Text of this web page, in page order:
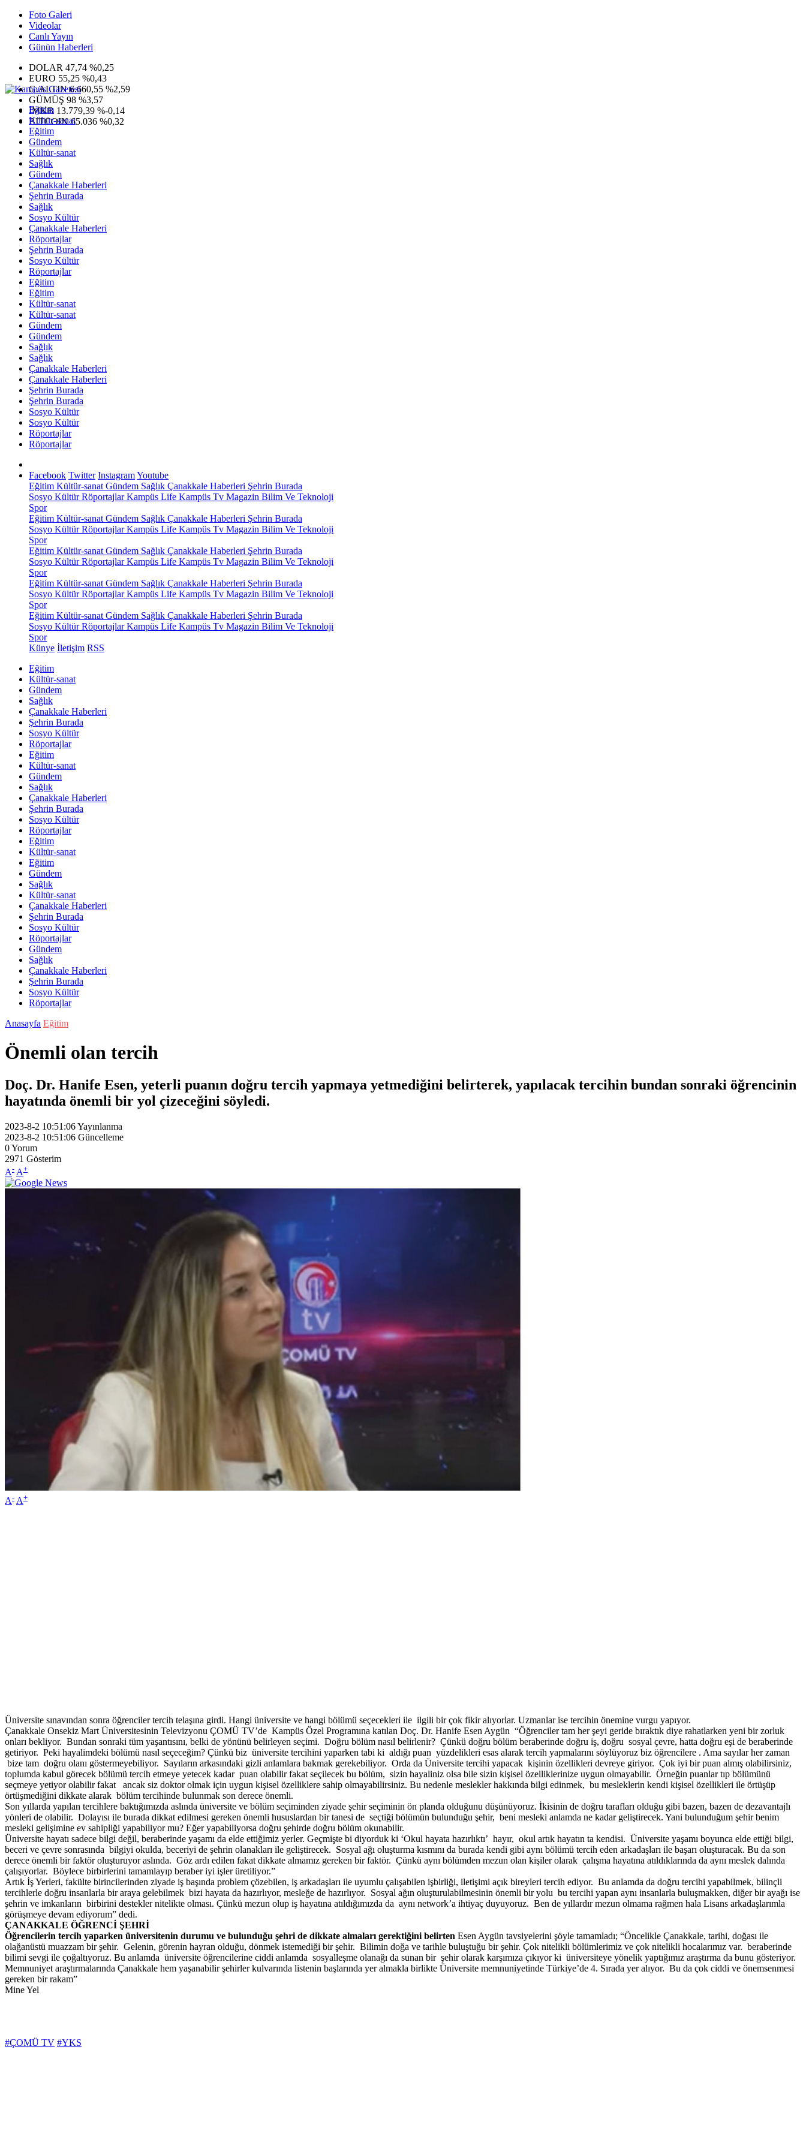
Foto Galeri
Videolar
Canlı Yayın
Günün Haberleri
DOLAR 47,74 %0,25
EURO 55,25 %0,43
G.ALTIN6.660,55 %2,59
GÜMÜŞ 98 %3,57
IMKB 13.779,39 %-0,14
BITCOIN65.036 %0,32
Eğitim
Kültür-sanat
Eğitim
Gündem
Kültür-sanat
Sağlık
Gündem
Çanakkale Haberleri
Şehrin Burada
Sağlık
Sosyo Kültür
Çanakkale Haberleri
Röportajlar
Şehrin Burada
Sosyo Kültür
Röportajlar
Eğitim
Eğitim
Kültür-sanat
Kültür-sanat
Gündem
Gündem
Sağlık
Sağlık
Çanakkale Haberleri
Çanakkale Haberleri
Şehrin Burada
Şehrin Burada
Sosyo Kültür
Sosyo Kültür
Röportajlar
Röportajlar
Facebook Twitter InstagramYoutube
Eğitim Kültür-sanat Gündem Sağlık Çanakkale Haberleri Şehrin Burada
Sosyo KültürRöportajlarKampüs Life Kampüs Tv Magazin Bilim Ve Teknoloji
Spor
Eğitim Kültür-sanat Gündem Sağlık Çanakkale Haberleri Şehrin Burada
Sosyo KültürRöportajlarKampüs Life Kampüs Tv Magazin Bilim Ve Teknoloji
Spor
Eğitim Kültür-sanat Gündem Sağlık Çanakkale Haberleri Şehrin Burada
Sosyo KültürRöportajlarKampüs Life Kampüs Tv Magazin Bilim Ve Teknoloji
Spor
Eğitim Kültür-sanat Gündem Sağlık Çanakkale Haberleri Şehrin Burada
Sosyo KültürRöportajlarKampüs Life Kampüs Tv Magazin Bilim Ve Teknoloji
Spor
Eğitim Kültür-sanat Gündem Sağlık Çanakkale Haberleri Şehrin Burada
Sosyo KültürRöportajlarKampüs Life Kampüs Tv Magazin Bilim Ve Teknoloji
Spor
Künye İletişim RSS
Eğitim
Kültür-sanat
Gündem
Sağlık
Çanakkale Haberleri
Şehrin Burada
Sosyo Kültür
Röportajlar
Eğitim
Kültür-sanat
Gündem
Sağlık
Çanakkale Haberleri
Şehrin Burada
Sosyo Kültür
Röportajlar
Eğitim
Kültür-sanat
Eğitim
Gündem
Sağlık
Kültür-sanat
Çanakkale Haberleri
Şehrin Burada
Sosyo Kültür
Röportajlar
Gündem
Sağlık
Çanakkale Haberleri
Şehrin Burada
Sosyo Kültür
Röportajlar
Anasayfa Eğitim
Önemli olan tercih
Doç. Dr. Hanife Esen, yeterli puanın doğru tercih yapmaya yetmediğini belirterek, yapılacak tercihin bundan sonraki öğrencinin
hayatında önemli bir yol çizeceğini söyledi.
2023-8-2 10:51:06Yayınlanma
2023-8-2 10:51:06 Güncelleme
0Yorum
2971 Gösterim
A- A+
A- A+
Üniversite sınavından sonra öğrenciler tercih telaşına girdi. Hangi üniversite ve hangi bölümü seçecekleri ile ilgili bir çok fikir alıyorlar. Uzmanlar ise tercihin önemine vurgu yapıyor.
Çanakkale Onsekiz Mart Üniversitesinin Televizyonu ÇOMÜ TV’de Kampüs Özel Programına katılan Doç. Dr. Hanife Esen Aygün “Öğrenciler tam her şeyi geride bıraktık diye rahatlarken yeni bir zorluk
onları bekliyor. Bundan sonraki tüm yaşantısını, belki de yönünü belirleyen seçimi. Doğru bölüm nasıl belirlenir? Çünkü doğru bölüm beraberinde doğru iş, doğru sosyal çevre, hatta doğru eşi de beraberinde
getiriyor. Peki hayalimdeki bölümü nasıl seçeceğim? Çünkü biz üniversite tercihini yaparken tabi ki aldığı puan yüzdelikleri esas alarak tercih yapmalarını söylüyoruz biz öğrencilere . Ama sayılar her zaman
bize tam doğru olanı göstermeyebiliyor. Sayıların arkasındaki gizli anlamlara bakmak gerekebiliyor. Orda da Üniversite tercihi yapacak kişinin özellikleri devreye giriyor. Çok iyi bir puan almış olabilirsiniz,
toplumda kabul görecek bölümü tercih etmeye yetecek kadar puan olabilir fakat seçilecek bu bölüm, sizin hayaliniz olsa bile sizin kişisel özelliklerinize uygun olmayabilir. Örneğin puanlar tıp bölümünü
seçmeye yetiyor olabilir fakat ancak siz doktor olmak için uygun kişisel özelliklere sahip olmayabilirsiniz. Bu nedenle meslekler hakkında bilgi edinmek, bu mesleklerin kendi kişisel özellikleri ile örtüşüp
örtüşmediğini dikkate alarak bölüm tercihinde bulunmak son derece önemli.
Son yıllarda yapılan tercihlere baktığımızda aslında üniversite ve bölüm seçiminden ziyade şehir seçiminin ön planda olduğunu düşünüyoruz. İkisinin de doğru tarafları olduğu gibi bazen, bazen de dezavantajlı
yönleri de olabilir. Dolayısı ile burada dikkat edilmesi gereken önemli hususlardan bir tanesi de seçtiği bölümün bulunduğu şehir, beni mesleki anlamda ne kadar geliştirecek. Yani bulunduğum şehir benim
mesleki gelişimine ev sahipliği yapabiliyor mu? Eğer yapabiliyorsa doğru şehirde doğru bölüm okunabilir.
Üniversite hayatı sadece bilgi değil, beraberinde yaşamı da elde ettiğimiz yerler. Geçmişte bi diyorduk ki ‘Okul hayata hazırlıktı’ hayır, okul artık hayatın ta kendisi. Üniversite yaşamı boyunca elde ettiği bilgi,
beceri ve çevre sonrasında bilgiyi okulda, beceriyi de şehrin olanakları ile geliştirecek. Sosyal ağı oluşturma kısmını da burada kendi gibi aynı bölümü tercih eden arkadaşları ile başarı oluşturacak. Bu da son
derece önemli bir faktör oluşturuyor aslında. Göz ardı edilen fakat dikkate almamız gereken bir faktör. Çünkü aynı bölümden mezun olan kişiler olarak çalışma hayatına atıldıklarında da aynı meslek dalında
çalışıyorlar. Böylece birbirlerini tamamlayıp beraber iyi işler üretiliyor.”
Artık İş Yerleri, fakülte birincilerinden ziyade iş başında problem çözebilen, iş arkadaşları ile uyumlu çalışabilen işbirliği, iletişimi açık bireyleri tercih ediyor. Bu anlamda da doğru tercihi yapabilmek, bilinçli
tercihlerle doğru insanlarla bir araya gelebilmek bizi hayata da hazırlıyor, mesleğe de hazırlıyor. Sosyal ağın oluşturulabilmesinin önemli bir yolu bu tercihi yapan aynı insanlarla buluşmakken, diğer bir ayağı ise
şehrin ve imkanların birbirini destekler nitelikte olması. Çünkü mezun olup iş hayatına atıldığımızda da aynı network’a ihtiyaç duyuyoruz. Ben de yıllardır mezun olmama rağmen hala Lisans arkadaşlarımla
görüşmeye devam ediyorum” dedi.
ÇANAKKALE ÖĞRENCİ ŞEHRİ
Öğrencilerin tercih yaparken üniversitenin durumu ve bulunduğu şehri de dikkate almaları gerektiğini belirten Esen Aygün tavsiyelerini şöyle tamamladı; “Öncelikle Çanakkale, tarihi, doğası ile
olağanüstü muazzam bir şehir. Gelenin, görenin hayran olduğu, dönmek istemediği bir şehir. Bilimin doğa ve tarihle buluştuğu bir şehir. Çok nitelikli bölümlerimiz ve çok nitelikli hocalarımız var. beraberinde
bilimi sevgi ile çoğaltıyoruz. Bu anlamda üniversite öğrencilerine ciddi anlamda sosyalleşme olanağı da sunan bir şehir olarak karşımıza çıkıyor ki üniversiteye yönelik yaptığımız araştırma da bunu gösteriyor.
Memnuniyet araştırmalarında Çanakkale hem yaşanabilir şehirler kulvarında listenin başlarında yer almakla birlikte Üniversite memnuniyetinde Türkiye’de 4. Sırada yer alıyor. Bu da çok ciddi ve önemsenmesi
gereken bir rakam”
MineYel
#ÇOMÜ TV #YKS